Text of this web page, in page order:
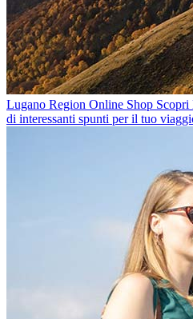
Lugano Region Online Shop Scopri
di interessanti spunti per il tuo